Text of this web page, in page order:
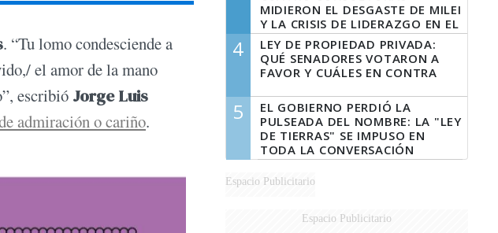
. “Tu lomo condesciende a
el amor de la mano
escribió Jorge Luis
admiración o cariño.
MIDIERON EL DESGASTE DE MILEI
Y LA CRISIS DE LIDERAZGO EN EL
PERONISMO
4
LEY DE PROPIEDAD PRIVADA:
QUÉ SENADORES VOTARON A
FAVOR Y CUÁLES EN CONTRA
5
EL GOBIERNO PERDIÓ LA
PULSEADA DEL NOMBRE: LA "LEY
DE TIERRAS" SE IMPUSO EN
TODA LA CONVERSACIÓN
DIGITAL
Espacio Publicitario
Espacio Publicitario